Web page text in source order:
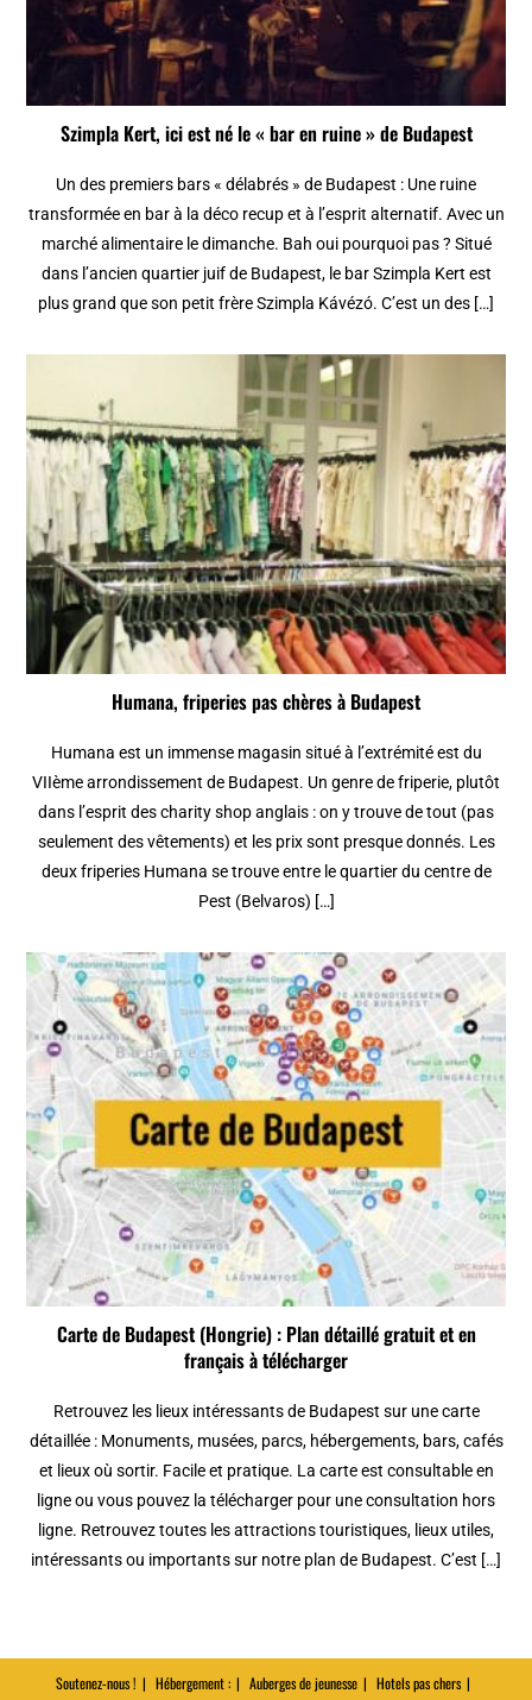
Szimpla Kert, ici est né le « bar en ruine » de Budapest
Un des premiers bars « délabrés » de Budapest : Une ruine
transformée en bar à la déco recup et à l’esprit alternatif. Avec un
marché alimentaire le dimanche. Bah oui pourquoi pas ? Situé
dans l’ancien quartier juif de Budapest, le bar Szimpla Kert est
plus grand que son petit frère Szimpla Kávézó. C’est un des […]
Humana, friperies pas chères à Budapest
Humana est un immense magasin situé à l’extrémité est du
VIIème arrondissement de Budapest. Un genre de friperie, plutôt
dans l’esprit des charity shop anglais : on y trouve de tout (pas
seulement des vêtements) et les prix sont presque donnés. Les
deux friperies Humana se trouve entre le quartier du centre de
Pest (Belvaros) […]
Carte de Budapest (Hongrie) : Plan détaillé gratuit et en
français à télécharger
Retrouvez les lieux intéressants de Budapest sur une carte
détaillée : Monuments, musées, parcs, hébergements, bars, cafés
et lieux où sortir. Facile et pratique. La carte est consultable en
ligne ou vous pouvez la télécharger pour une consultation hors
ligne. Retrouvez toutes les attractions touristiques, lieux utiles,
intéressants ou importants sur notre plan de Budapest. C’est […]
Soutenez-nous ! Hébergement : Auberges de jeunesse
Hotels pas chers